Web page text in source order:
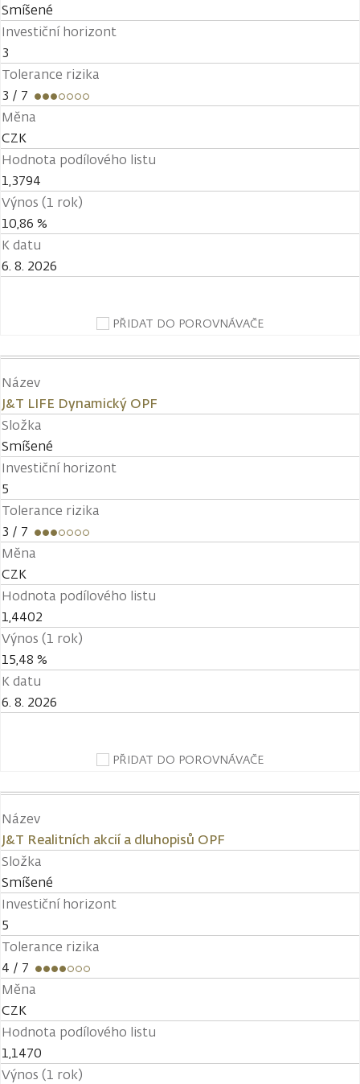
Smíšené
Investiční horizont
3
Tolerance rizika
3 / 7
Měna
CZK
Hodnota podílového listu
1,3794
Výnos (1 rok)
10,86 %
K datu
6. 8. 2026
PŘIDAT DO POROVNÁVAČE
Název
J&T LIFE Dynamický OPF
Složka
Smíšené
Investiční horizont
5
Tolerance rizika
3 / 7
Měna
CZK
Hodnota podílového listu
1,4402
Výnos (1 rok)
15,48 %
K datu
6. 8. 2026
PŘIDAT DO POROVNÁVAČE
Název
J&T Realitních akcií a dluhopisů OPF
Složka
Smíšené
Investiční horizont
5
Tolerance rizika
4 / 7
Měna
CZK
Hodnota podílového listu
1,1470
Výnos (1 rok)